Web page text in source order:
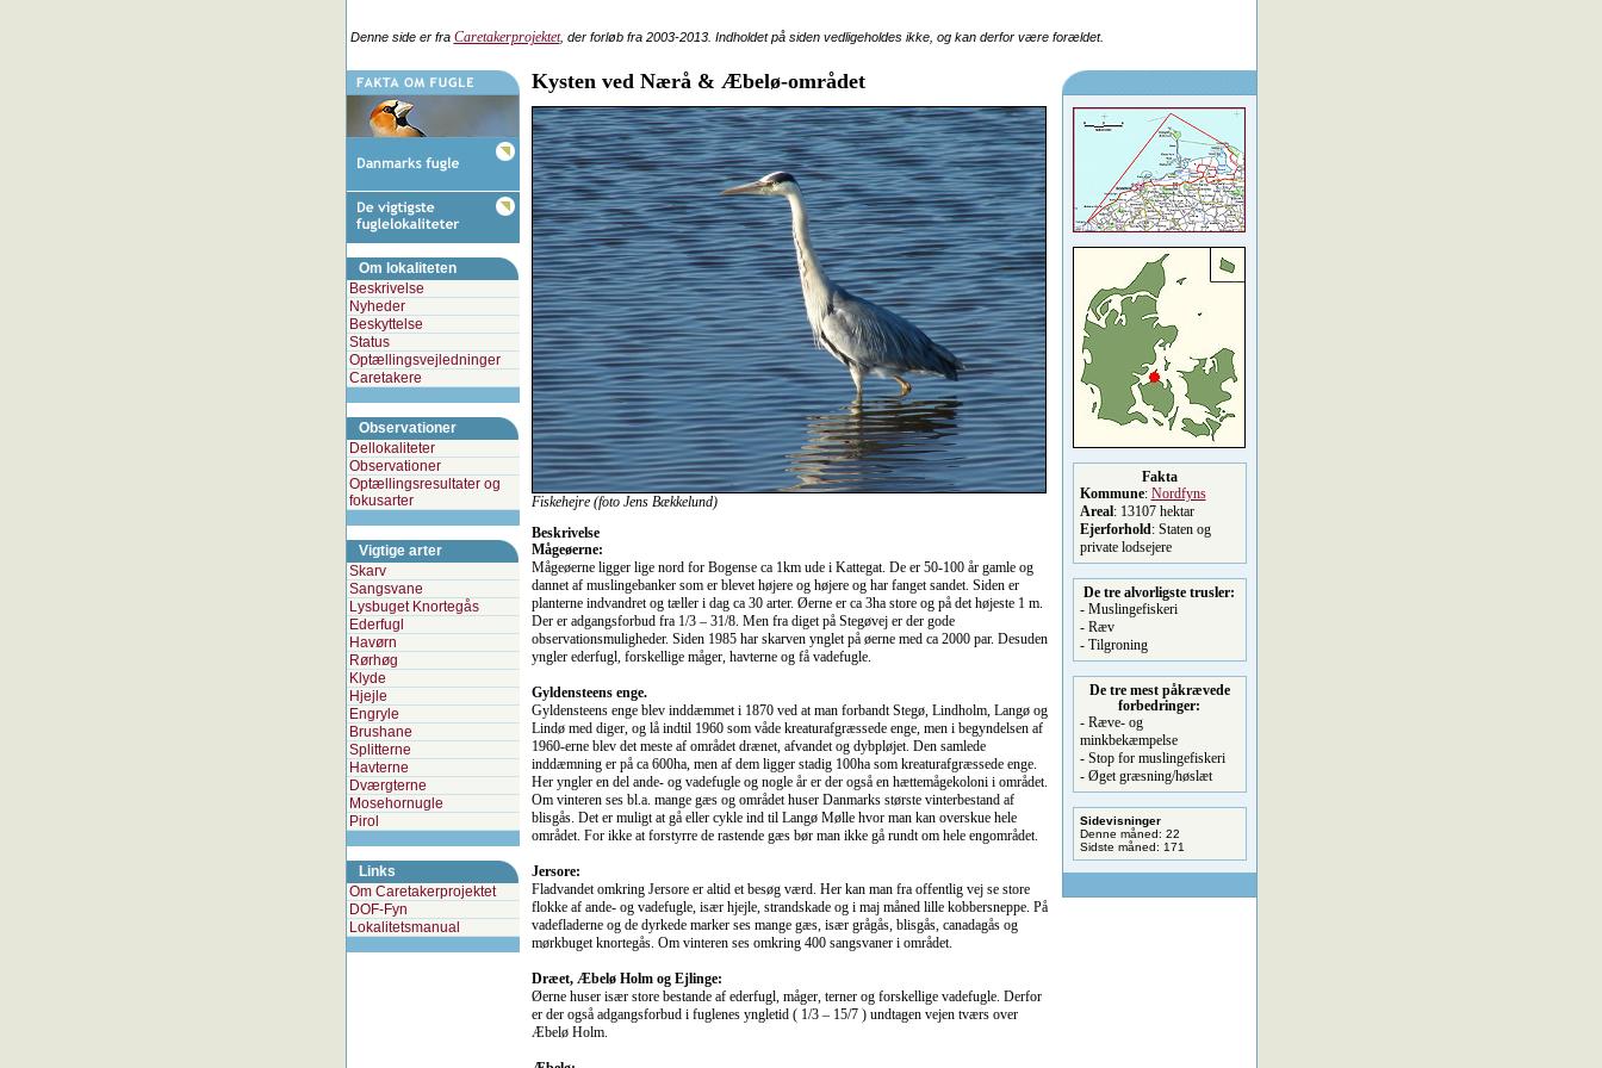
Denne side er fra Caretakerprojektet, der forløb fra 2003-2013. Indholdet på siden vedligeholdes ikke, og kan derfor være forældet.
Om lokaliteten
Beskrivelse
Nyheder
Beskyttelse
Status
Optællingsvejledninger
Caretakere
Observationer
Dellokaliteter
Observationer
Optællingsresultater og
fokusarter
Vigtige arter
Skarv
Sangsvane
Lysbuget Knortegås
Ederfugl
Havørn
Rørhøg
Klyde
Hjejle
Engryle
Brushane
Splitterne
Havterne
Dværgterne
Mosehornugle
Pirol
Links
Om Caretakerprojektet
DOF-Fyn
Lokalitetsmanual
Kysten ved Nærå & Æbelø-området
Fiskehejre (foto Jens Bækkelund)
Beskrivelse
Mågeøerne:
Mågeøerne ligger lige nord for Bogense ca 1km ude i Kattegat. De er 50-100 år gamle og
dannet af muslingebanker som er blevet højere og højere og har fanget sandet. Siden er
planterne indvandret og tæller i dag ca 30 arter. Øerne er ca 3ha store og på det højeste 1 m.
Der er adgangsforbud fra 1/3 – 31/8. Men fra diget på Stegøvej er der gode
observationsmuligheder. Siden 1985 har skarven ynglet på øerne med ca 2000 par. Desuden
yngler ederfugl, forskellige måger, havterne og få vadefugle.
Gyldensteens enge.
Gyldensteens enge blev inddæmmet i 1870 ved at man forbandt Stegø, Lindholm, Langø og
Lindø med diger, og lå indtil 1960 som våde kreaturafgræssede enge, men i begyndelsen af
1960-erne blev det meste af området drænet, afvandet og dybpløjet. Den samlede
inddæmning er på ca 600ha, men af dem ligger stadig 100ha som kreaturafgræssede enge.
Her yngler en del ande- og vadefugle og nogle år er der også en hættemågekoloni i området.
Om vinteren ses bl.a. mange gæs og området huser Danmarks største vinterbestand af
blisgås. Det er muligt at gå eller cykle ind til Langø Mølle hvor man kan overskue hele
området. For ikke at forstyrre de rastende gæs bør man ikke gå rundt om hele engområdet.
Jersore:
Fladvandet omkring Jersore er altid et besøg værd. Her kan man fra offentlig vej se store
flokke af ande- og vadefugle, især hjejle, strandskade og i maj måned lille kobbersneppe. På
vadefladerne og de dyrkede marker ses mange gæs, især grågås, blisgås, canadagås og
mørkbuget knortegås. Om vinteren ses omkring 400 sangsvaner i området.
Dræet, Æbelø Holm og Ejlinge:
Øerne huser især store bestande af ederfugl, måger, terner og forskellige vadefugle. Derfor
er der også adgangsforbud i fuglenes yngletid ( 1/3 – 15/7 ) undtagen vejen tværs over
Æbelø Holm.
Fakta
Kommune: Nordfyns
Areal: 13107 hektar
Ejerforhold: Staten og
private lodsejere
De tre alvorligste trusler:
- Muslingefiskeri
- Ræv
- Tilgroning
De tre mest påkrævede
forbedringer:
- Ræve- og
minkbekæmpelse
- Stop for muslingefiskeri
- Øget græsning/høslæt
Sidevisninger
Denne måned: 22
Sidste måned: 171